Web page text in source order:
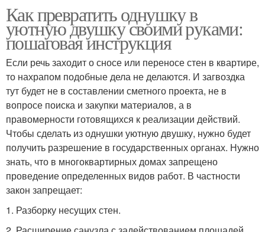
Как превратить однушку в
уютную двушку своими руками:
пошаговая инструкция
Если речь заходит о сносе или переносе стен в квартире,
то нахрапом подобные дела не делаются. И загвоздка
тут будет не в составлении сметного проекта, не в
вопросе поиска и закупки материалов, а в
правомерности готовящихся к реализации действий.
Чтобы сделать из однушки уютную двушку, нужно будет
получить разрешение в государственных органах. Нужно
знать, что в многоквартирных домах запрещено
проведение определенных видов работ. В частности
закон запрещает:
1.​ Разборку несущих стен.